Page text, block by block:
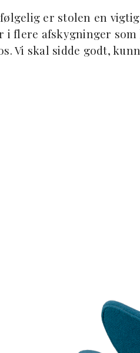
er stolen en
i flere afskygninger
Vi skal sidde godt,